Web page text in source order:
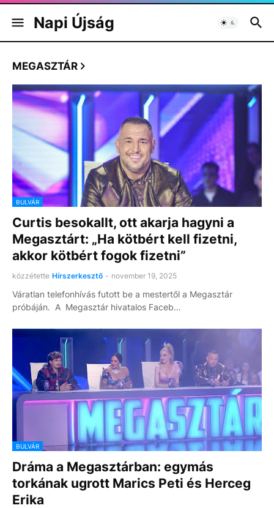
Napi Újság
MEGASZTÁR
BULVÁR
Curtis besokallt, ott akarja hagyni a
Megasztárt: „Ha kötbért kell fizetni,
akkor kötbért fogok fizetni”
közzétette Hírszerkesztő - november 19, 2025
Váratlan telefonhívás futott be a mestertől a Megasztár
próbáján. A Megasztár hivatalos Faceb…
BULVÁR
Dráma a Megasztárban: egymás
torkának ugrott Marics Peti és Herceg
Erika